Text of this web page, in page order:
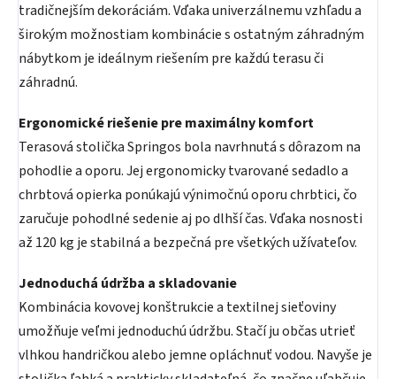
tradičnejším dekoráciám. Vďaka univerzálnemu vzhľadu a
širokým možnostiam kombinácie s ostatným záhradným
nábytkom je ideálnym riešením pre každú terasu či
záhradnú.
Ergonomické riešenie pre maximálny komfort
Terasová stolička Springos bola navrhnutá s dôrazom na
pohodlie a oporu. Jej ergonomicky tvarované sedadlo a
chrbtová opierka ponúkajú výnimočnú oporu chrbtici, čo
zaručuje pohodlné sedenie aj po dlhší čas. Vďaka nosnosti
až 120 kg je stabilná a bezpečná pre všetkých užívateľov.
Jednoduchá údržba a skladovanie
Kombinácia kovovej konštrukcie a textilnej sieťoviny
umožňuje veľmi jednoduchú údržbu. Stačí ju občas utrieť
vlhkou handričkou alebo jemne opláchnuť vodou. Navyše je